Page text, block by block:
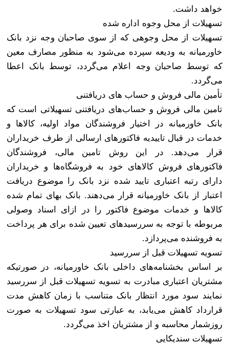
خواهد داشت.
تسهیلات از محل وجوه اداره شده
تسهیلات از محل وجوهی که از سوی صاحبان وجه نزد بانک
خاورمیانه به ودیعه سپرده می‌شود به منظور مصارف معین
که توسط صاحبان وجه اعلام می‌گردد، توسط بانک اعطا
می‌گردد.
تأمین مالی فروش و حساب های دریافتنی
تامین مالی فروش و حساب‌های دریافتنی تسهیلاتی است که
بانک خاورمیانه در اختیار فروشندگان مواد اولیه، کالاها و
خدمات در قبال تاییدیه فاکتورهای ارسالی از طرف خریداران
قرار می‌دهد. در این روش تامین مالی، فروشندگان
فاکتورهای فروش کالاهای خود به فروشگاه‏‌ها و خریداران
دارای رتبه اعتباری تایید شده نزد بانک را موضوع دریافت
اعتبار از بانک خاورمیانه قرار می‏‌دهند. بانک بهای تمام شده
کالاها و خدمات موضوع فاکتور را در ازای اسناد وصولی
مربوطه با توجه به سررسیدهای تعیین شده برای هر پرداخت
به فروشنده می‌‏پردازد.
تسویه تسهیلات قبل از سررسید
بر اساس بخشنامه‌های داخلی بانک خاورمیانه، در صورتیکه
مشتریان اعتباری مبادرت به تسویه تسهیلات قبل از سررسید
نمایند سود مورد انتظار بانک متناسب با زمان کاهش مدت
قرارداد کاهش می‌یابد، به عبارتی سود تسهیلات به صورت
روزشمار محاسبه و از مشتریان اخذ می‌گردد.
تسهیلات سندیکایی